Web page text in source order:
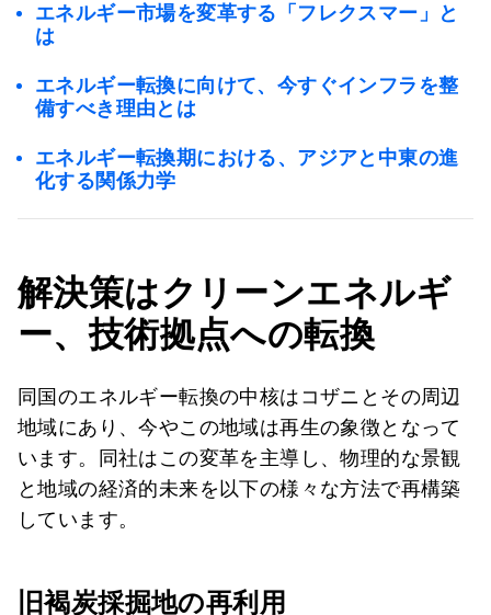
エネルギー市場を変革する「フレクスマー」と
は
エネルギー転換に向けて、今すぐインフラを整
備すべき理由とは
エネルギー転換期における、アジアと中東の進
化する関係力学
解決策はクリーンエネルギ
ー、技術拠点への転換
同国のエネルギー転換の中核はコザニとその周辺
地域にあり、今やこの地域は再生の象徴となって
います。同社はこの変革を主導し、物理的な景観
と地域の経済的未来を以下の様々な方法で再構築
しています。
旧褐炭採掘地の再利用